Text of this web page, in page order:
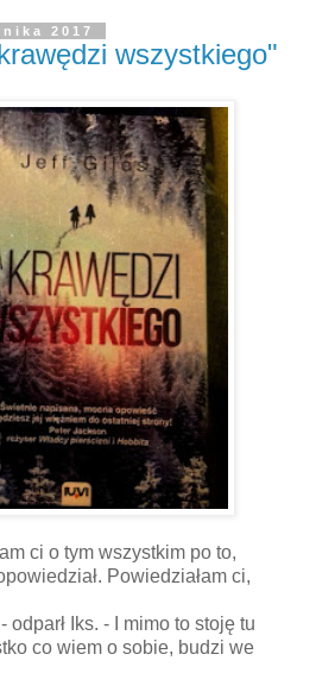
2017
wszystkiego"
ci o tym wszystkim po to,
Powiedziałam ci,
odparł Iks. - I mimo to stoję tu
co wiem o sobie, budzi we